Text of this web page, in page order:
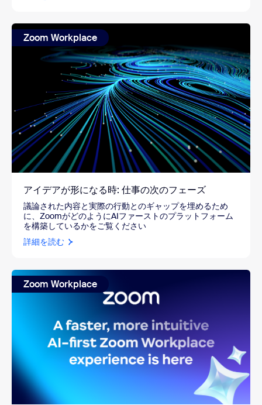
Zoom Workplace
アイデアが形になる時: 仕事の次のフェーズ
議論された内容と実際の行動とのギャップを埋めるため
に、ZoomがどのようにAIファーストのプラットフォーム
を構築しているかをご覧ください
詳細を読む
Zoom Workplace